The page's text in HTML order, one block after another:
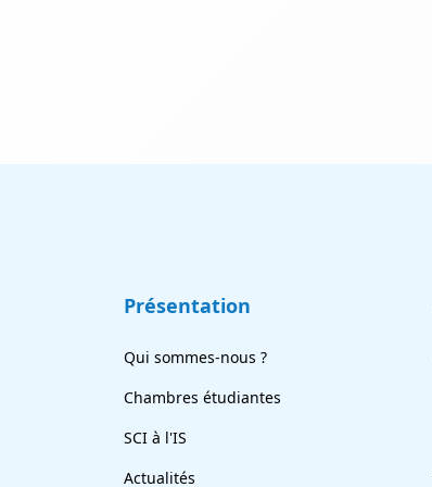
Présentation
Qui sommes-nous ?
Chambres étudiantes
SCI à l'IS
Actualités